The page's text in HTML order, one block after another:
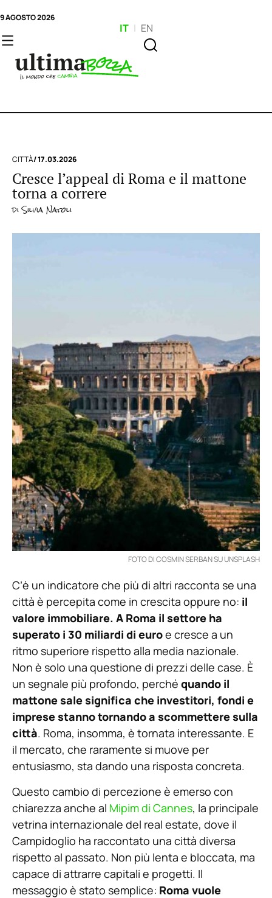
9 AGOSTO 2026
IT | EN
CITTÀ/ 17.03.2026
Cresce l’appeal di Roma e il mattone
torna a correre
diSilvia Natoli
FOTO DI COSMIN SERBAN SU UNSPLASH
C’è un indicatore che più di altri racconta se una
città è percepita come in crescita oppure no: il
valore immobiliare. A Roma il settore ha
superato i 30 miliardi di euroe cresce a un
ritmo superiore rispetto alla media nazionale.
Non è solo una questione di prezzi delle case. È
un segnale più profondo, perché quando il
mattone sale significa che investitori, fondi e
imprese stanno tornando a scommettere sulla
città. Roma, insomma, è tornata interessante. E
il mercato, che raramente si muove per
entusiasmo, sta dando una risposta concreta.
Questo cambio di percezione è emerso con
chiarezza anche al Mipim di Cannes, la principale
vetrina internazionale del real estate, dove il
Campidoglio ha raccontato una città diversa
rispetto al passato. Non più lenta e bloccata, ma
capace di attrarre capitali e progetti. Il
messaggio è stato semplice: Roma vuole